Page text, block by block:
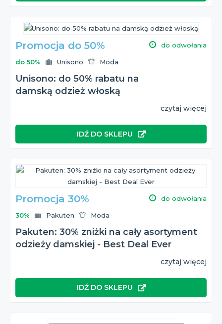
Promocja do 50% do odwołania
do 50% Unisono Moda
Unisono: do 50% rabatu na
damską odzież włoską
czytaj więcej
IDŹ DO SKLEPU
Promocja 30% do odwołania
30% Pakuten Moda
Pakuten: 30% zniżki na cały asortyment
odzieży damskiej - Best Deal Ever
czytaj więcej
IDŹ DO SKLEPU